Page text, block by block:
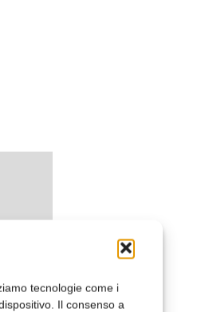
tecnologie come i
Il consenso a